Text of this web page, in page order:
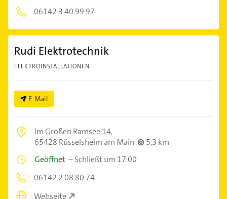
06142 3 40 99 97
Rudi Elektrotechnik
ELEKTROINSTALLATIONEN
E-Mail
Im Großen Ramsee 14,
65428 Rüsselsheim am Main
5,3 km
Geöffnet –Schließt um 17:00
06142 2 08 80 74
Webseite